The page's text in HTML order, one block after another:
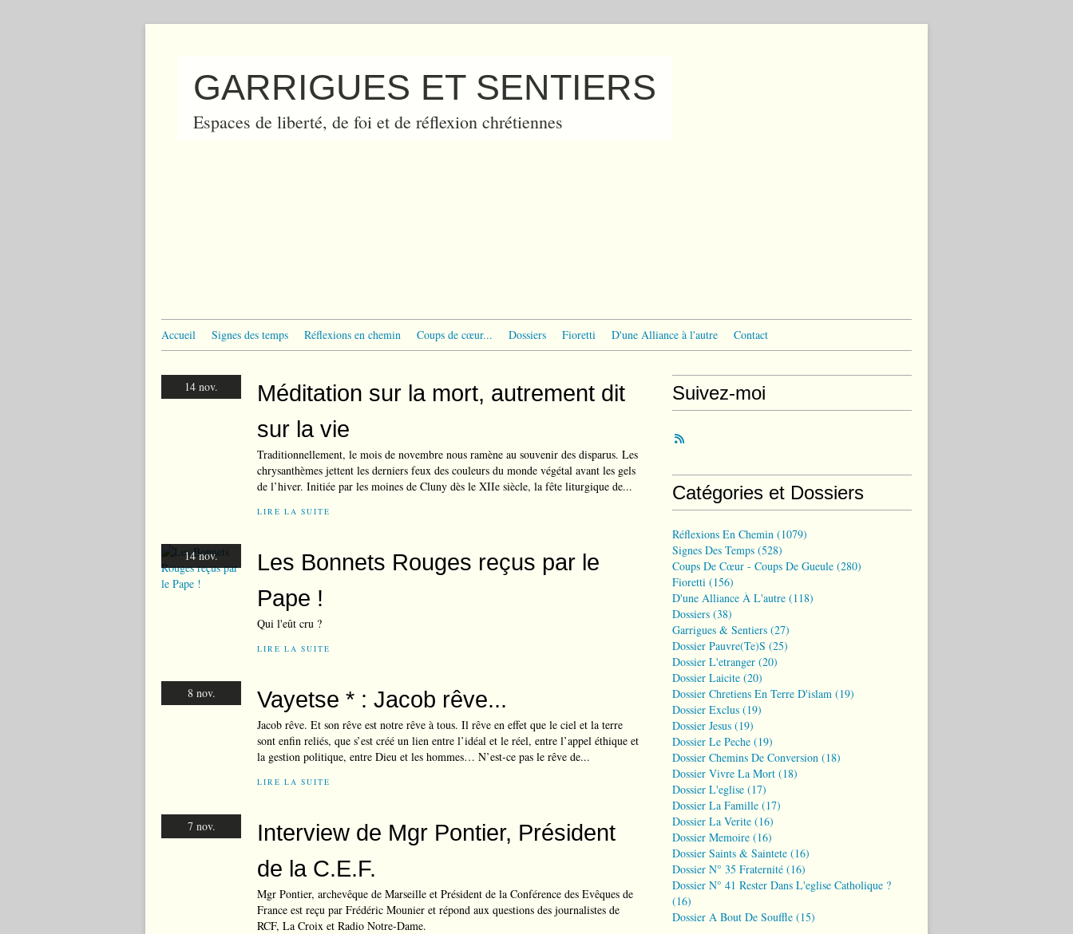
GARRIGUES ET SENTIERS
Espaces de liberté, de foi et de réflexion chrétiennes
Accueil Signes des temps Réflexions en chemin Coups de cœur... Dossiers Fioretti D'une Alliance à l'autre Contact
14 nov.
Méditation sur la mort, autrement dit
sur la vie
Traditionnellement, le mois de novembre nous ramène au souvenir des disparus. Les
chrysanthèmes jettent les derniers feux des couleurs du monde végétal avant les gels
de l’hiver. Initiée par les moines de Cluny dès le XIIe siècle, la fête liturgique de...
LIRE LA SUITE
14 nov.
Les Bonnets Rouges reçus par le
Pape !
Qui l'eût cru ?
LIRE LA SUITE
8 nov. Vayetse * : Jacob rêve...
Jacob rêve. Et son rêve est notre rêve à tous. Il rêve en effet que le ciel et la terre
sont enfin reliés, que s’est créé un lien entre l’idéal et le réel, entre l’appel éthique et
la gestion politique, entre Dieu et les hommes… N’est-ce pas le rêve de...
LIRE LA SUITE
7 nov.
Interview de Mgr Pontier, Président
de la C.E.F.
Mgr Pontier, archevêque de Marseille et Président de la Conférence des Evêques de
France est reçu par Frédéric Mounier et répond aux questions des journalistes de
RCF, La Croix et Radio Notre-Dame.
Suivez-moi
Catégories et Dossiers
Réflexions En Chemin (1079)
Signes Des Temps (528)
Coups De Cœur - Coups De Gueule (280)
Fioretti (156)
D'une Alliance À L'autre (118)
Dossiers (38)
Garrigues & Sentiers (27)
Dossier Pauvre(te)s (25)
Dossier L'etranger (20)
Dossier Laicite (20)
Dossier Chretiens En Terre D'islam (19)
Dossier Exclus (19)
Dossier Jesus (19)
Dossier Le Peche (19)
Dossier Chemins De Conversion (18)
Dossier Vivre La Mort (18)
Dossier L'eglise (17)
Dossier La Famille (17)
Dossier La Verite (16)
Dossier Memoire (16)
Dossier Saints & Saintete (16)
Dossier N° 35 Fraternité (16)
Dossier N° 41 Rester Dans L'eglise Catholique ?
(16)
Dossier A Bout De Souffle (15)